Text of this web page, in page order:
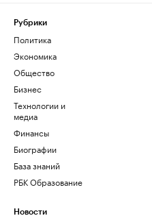
Рубрики
Политика
Экономика
Общество
Бизнес
Технологии и
медиа
Финансы
Биографии
База знаний
РБК Образование
Новости